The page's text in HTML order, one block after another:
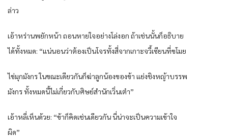
ล่าว
เอ้าหร่านพยักหน้า ถอนหายใจอย่างโล่งอก ถ้าเช่นนั้นก็อธิบาย
ได้ทั้งหมด: “แน่นอนว่าต้องเป็นโจรทั้งสี่จากเกาะจวี้เซียนที่ขโมย
ไข่มุกมังกร ในขณะเดียวกันก็ฆ่าลูกน้องของข้า แย่งชิงหญ้าบรรพ
มังกร ทั้งหมดนี้ไม่เกี่ยวกับศิษย์สำนักเวิ่นเต๋า”
เอ้าหลี่เห็นด้วย: “ข้าก็คิดเช่นเดียวกัน นี่น่าจะเป็นความเข้าใจ
ผิด”